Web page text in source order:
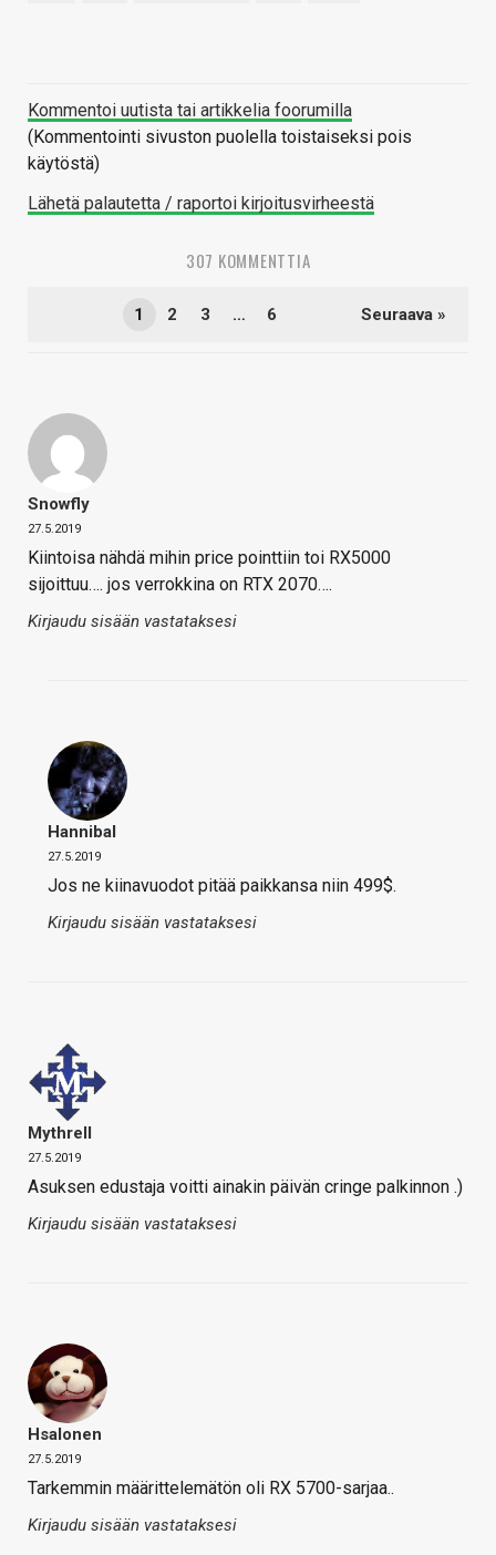
Kommentoi uutista tai artikkelia foorumilla
(Kommentointi sivuston puolella toistaiseksi pois
käytöstä)
Lähetä palautetta / raportoi kirjoitusvirheestä
307 KOMMENTTIA
1 2 3 … 6 Seuraava »
Snowfly
27.5.2019
Kiintoisa nähdä mihin price pointtiin toi RX5000
sijoittuu…. jos verrokkina on RTX 2070….
Kirjaudu sisään vastataksesi
Hannibal
27.5.2019
Jos ne kiinavuodot pitää paikkansa niin 499$.
Kirjaudu sisään vastataksesi
Mythrell
27.5.2019
Asuksen edustaja voitti ainakin päivän cringe palkinnon .)
Kirjaudu sisään vastataksesi
Hsalonen
27.5.2019
Tarkemmin määrittelemätön oli RX 5700-sarjaa..
Kirjaudu sisään vastataksesi